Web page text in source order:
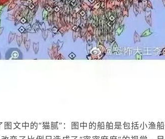
文中的“猫腻”：图中的船舶是包括小渔船